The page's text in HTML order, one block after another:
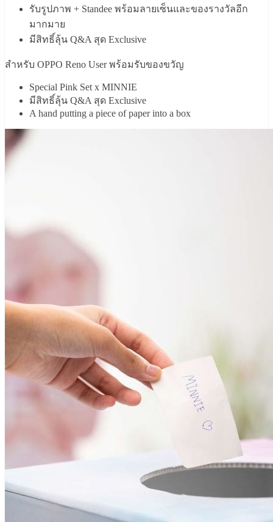
รับรูปภาพ + Standee พร้อมลายเซ็นและของรางวัลอีก
มากมาย
มีสิทธิ์ลุ้น Q&A สุด Exclusive
สำหรับ OPPO Reno User พร้อมรับของขวัญ
Special Pink Set x MINNIE
มีสิทธิ์ลุ้น Q&A สุด Exclusive
A hand putting a piece of paper into a box